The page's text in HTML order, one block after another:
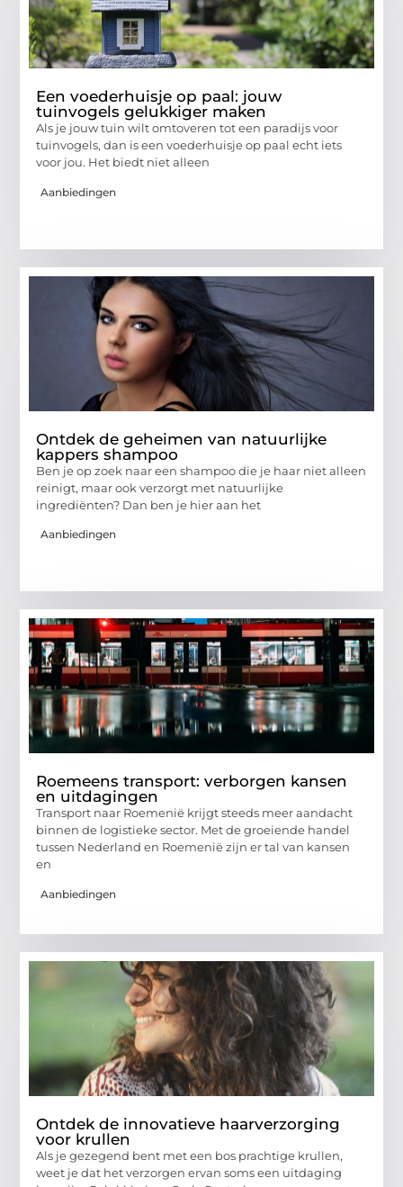
Een voederhuisje op paal: jouw
tuinvogels gelukkiger maken
Als je jouw tuin wilt omtoveren tot een paradijs voor
tuinvogels, dan is een voederhuisje op paal echt iets
voor jou. Het biedt niet alleen
Aanbiedingen
Ontdek de geheimen van natuurlijke
kappers shampoo
Ben je op zoek naar een shampoo die je haar niet alleen
reinigt, maar ook verzorgt met natuurlijke
ingrediënten? Dan ben je hier aan het
Aanbiedingen
Roemeens transport: verborgen kansen
en uitdagingen
Transport naar Roemenië krijgt steeds meer aandacht
binnen de logistieke sector. Met de groeiende handel
tussen Nederland en Roemenië zijn er tal van kansen
en
Aanbiedingen
Ontdek de innovatieve haarverzorging
voor krullen
Als je gezegend bent met een bos prachtige krullen,
weet je dat het verzorgen ervan soms een uitdaging